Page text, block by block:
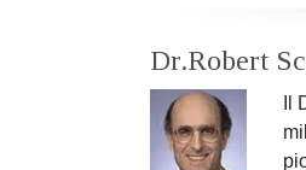
Dr.Robert
Il